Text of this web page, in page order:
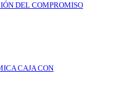
DEL COMPROMISO
CAJA CON